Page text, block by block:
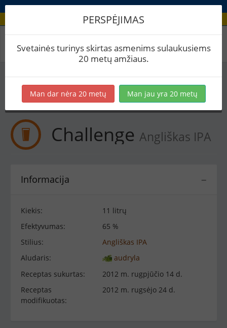
Receptas / Challenge
Virimai (1)
BeerXML
Challenge Angliškas IPA
−
Informacija
Kiekis:
11 litrų
Efektyvumas:
65 %
Stilius:
Angliškas IPA
Aludaris:
audryla
Receptas sukurtas:
2012 m. rugpjūčio 14 d.
Receptas
modifikuotas:
2012 m. rugsėjo 24 d.
PERSPĖJIMAS
Svetainės turinys skirtas asmenims sulaukusiems
20 metų amžiaus.
Man dar nėra 20 metų Man jau yra 20 metų